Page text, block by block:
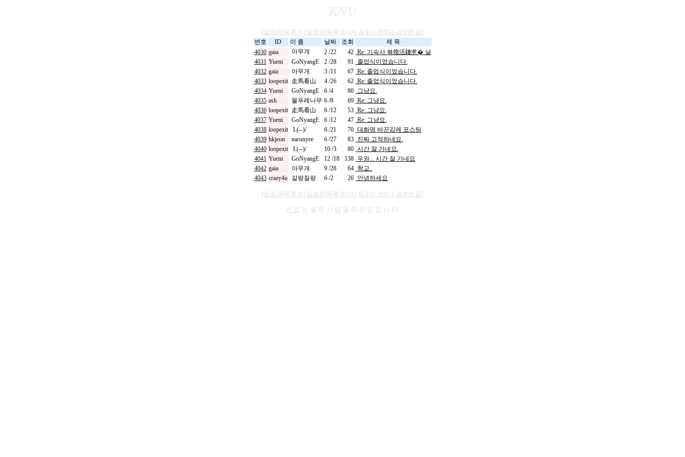
알림판목록 I 알림판목록 II 처 음 이 전 다 음 맨 끝
번호 ID 이 름 날짜 조회
제 목
4030 gaia 아무개 2 /22 42
Re: 기숙사 볶煥活鎌求� 날
4031 Yueni GoNyangE 2 /28 91
졸업식이었습니다.
4032 gaia 아무개 3 /11 67
Re: 졸업식이었습니다.
4033 loopexit 走馬看山 4 /26 62
Re: 졸업식이었습니다.
4034 Yueni GoNyangE 6 /4 80
그냥요.
4035 ash 물푸레나무 6 /8 69
Re: 그냥요.
4036 loopexit 走馬看山 6 /12 53
Re: 그냥요.
4037 Yueni GoNyangE 6 /12 47
Re: 그냥요.
4038 loopexit L(--)/ 6 /21 70
대화명 바꾼김에 포스팅
4039 hkjeon narunyee 6 /27 83
진짜 고적하네요.
4040 loopexit L(--)/ 10 /3 80
시간 잘 가네요.
4041 Yueni GoNyangE 12 /18 138
우와... 시간 잘 가네요
4042 gaia 아무개 9 /28 64
학교..
4043 crazy4u 갈팡질팡 6 /2 26 안녕하세요
알림판목록 I 알림판목록 II 처 음 이 전 다 음 맨 끝
키 즈 는 열 린 사 람 들 의 모 임 입 니 다.